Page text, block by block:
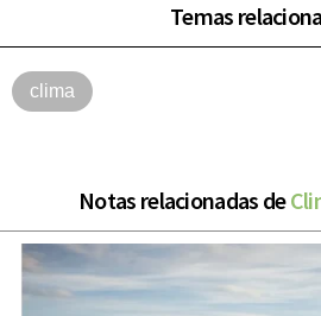
Temas
clima
Notas relacionadas de